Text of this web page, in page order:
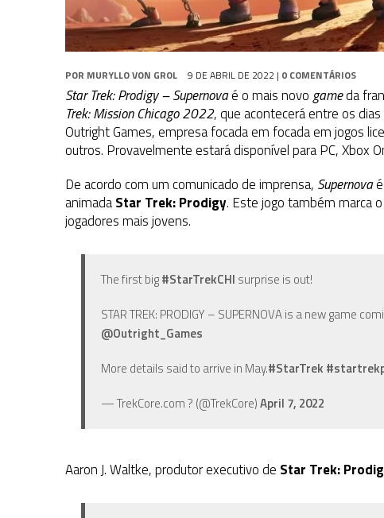
POR MURYLLO VON GROL 9 DE ABRIL DE 2022 | 0 COMENTÁRIOS
Star Trek: Prodigy – Supernovaé o mais novogameda
Trek: Mission Chicago 2022, que acontecerá entre os
Outright Games, empresa focada em focada em jogos
outros. Provavelmente estará disponível para PC, Xbox
De acordo com um comunicado de imprensa, Supernovaé
animadaStar Trek: Prodigy. Este jogo também marca
jogadores mais jovens.
The first big#StarTrekCHI surprise is out!
STAR TREK: PRODIGY – SUPERNOVA is a new game
@Outright_Games
More details said to arrive in May.#StarTrek
— TrekCore.com ? (@TrekCore)April 7, 2022
Aaron J. Waltke, produtor executivo de Star Trek: